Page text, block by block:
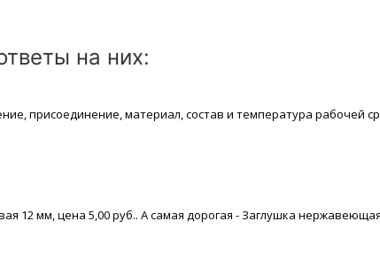
на них:
присоединение, материaл, состав и температура рабочей
мм, цeна 5,00 руб.. А самая дорогая - Заглушка нержавеющая